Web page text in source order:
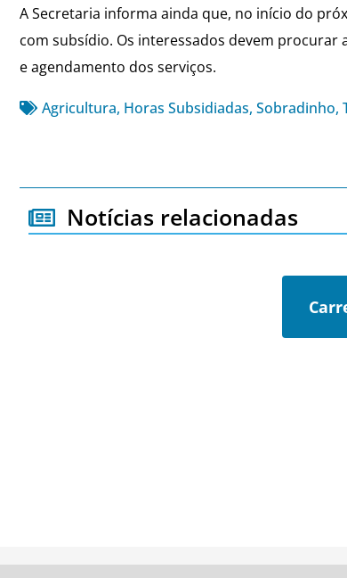
A Secretaria informa ainda que, no início do
com subsídio. Os interessados devem
e agendamento dos serviços.
Agricultura, Horas Subsidiadas, Sobradinho,
Notícias relacionadas